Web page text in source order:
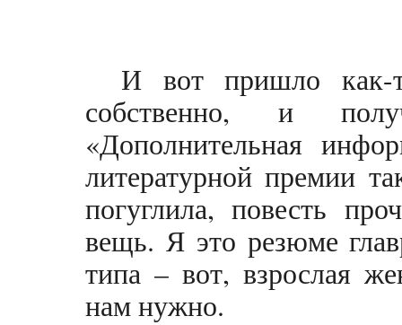
И вот пришло как-
собственно, и
«Дополнительная
литературной премии
погуглила, повесть
вещь. Я это резюме
типа – вот, взрослая
нам нужно.